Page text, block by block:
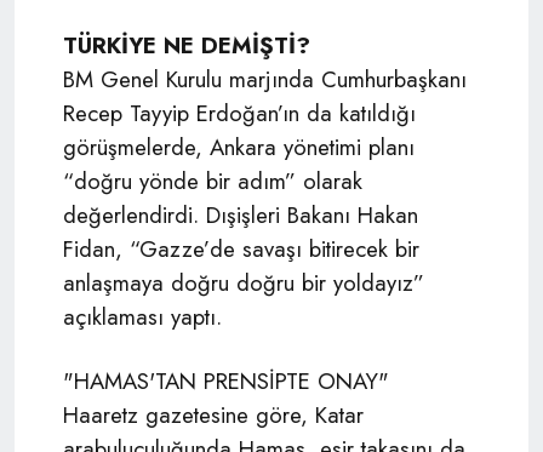
TÜRKİYE NE DEMİŞTİ?
BM Genel Kurulu marjında Cumhurbaşkanı
Recep Tayyip Erdoğan’ın da katıldığı
görüşmelerde, Ankara yönetimi planı
“doğru yönde bir adım” olarak
değerlendirdi. Dışişleri Bakanı Hakan
Fidan, “Gazze’de savaşı bitirecek bir
anlaşmaya doğru doğru bir yoldayız”
açıklaması yaptı.
"HAMAS'TAN PRENSİPTE ONAY"
Haaretz gazetesine göre, Katar